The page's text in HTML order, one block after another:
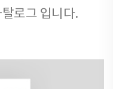
로그 입니다.